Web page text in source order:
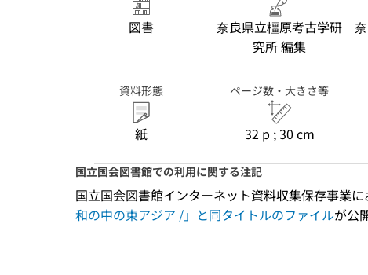
図書
奈良県立橿原考古学研
究所 編集
資料形態
紙
ページ数・大きさ等
32 p ; 30 cm
国立国会図書館での利用に関する注記
国立国会図書館インターネット資料収集保存事業に
和の中の東アジア /」と同タイトルのファイルが公